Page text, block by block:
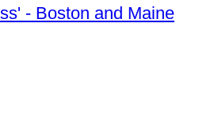
- Boston and Maine